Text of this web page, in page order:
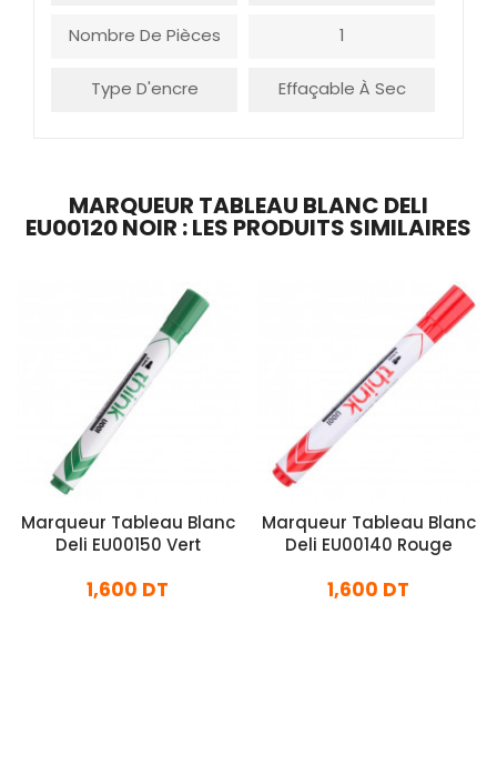
Nombre De Pièces 1
Type D'encre Effaçable À Sec
MARQUEUR TABLEAU BLANC DELI
EU00120 NOIR : LES PRODUITS SIMILAIRES
Marqueur Tableau Blanc
Deli EU00150 Vert
1,600 DT
Marqueur Tableau Blanc
Deli EU00140 Rouge
1,600 DT